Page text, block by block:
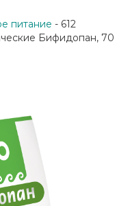
питание - 612
Бифидопан, 70